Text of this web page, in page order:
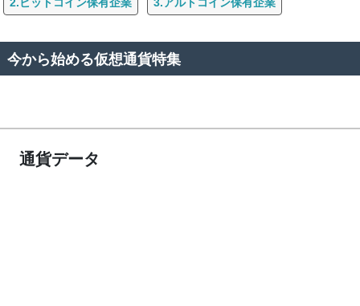
2.ビットコイン保有企業 3.アルトコイン保有企業
今から始める仮想通貨特集
通貨データ